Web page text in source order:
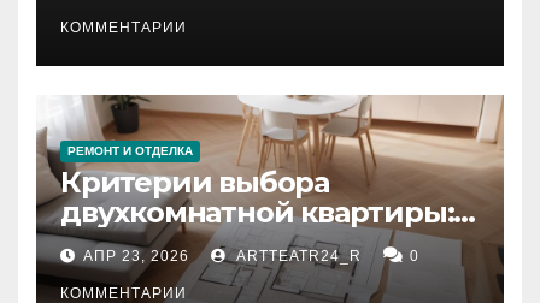
КОММЕНТАРИИ
РЕМОНТ И ОТДЕЛКА
Критерии выбора
двухкомнатной квартиры:
планировка, площадь,
состояние и документация
АПР 23, 2026 ARTTEATR24_R 0
КОММЕНТАРИИ